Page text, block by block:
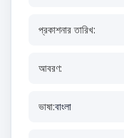
প্রকাশনার তারিখ:
আবরণ:
ভাষা:বাংলা